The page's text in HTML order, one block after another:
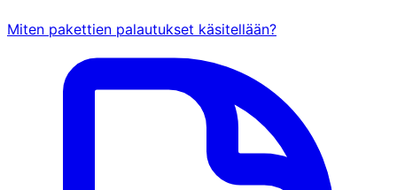
Miten pakettien palautukset käsitellään?